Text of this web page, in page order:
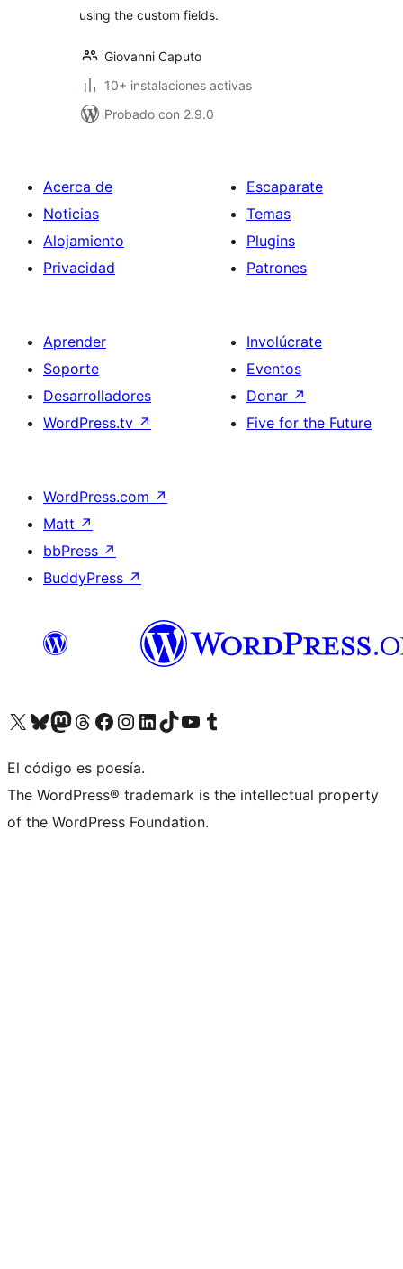
using the custom fields.
Giovanni Caputo
10+ instalaciones activas
Probado con 2.9.0
Acerca de
Noticias
Alojamiento
Privacidad
Escaparate
Temas
Plugins
Patrones
Aprender
Soporte
Desarrolladores
WordPress.tv ↗
Involúcrate
Eventos
Donar ↗
Five for the Future
WordPress.com ↗
Matt ↗
bbPress ↗
BuddyPress ↗
Visita nuestra cuenta de X (anteriormente Twitter)
Visita nuestra cuenta de Bluesky
Visita nuestra cuenta de Mastodon
Visita nuestra cuenta de Threads
Visita nuestra página de Facebook
Visita nuestra cuenta de Instagram
Visita nuestra cuenta de LinkedIn
Visita nuestra cuenta de TikTok
Visita nuestro canal de YouTube
Visita nuestra cuenta de Tumblr
El código es poesía.
The WordPress® trademark is the intellectual property
of the WordPress Foundation.